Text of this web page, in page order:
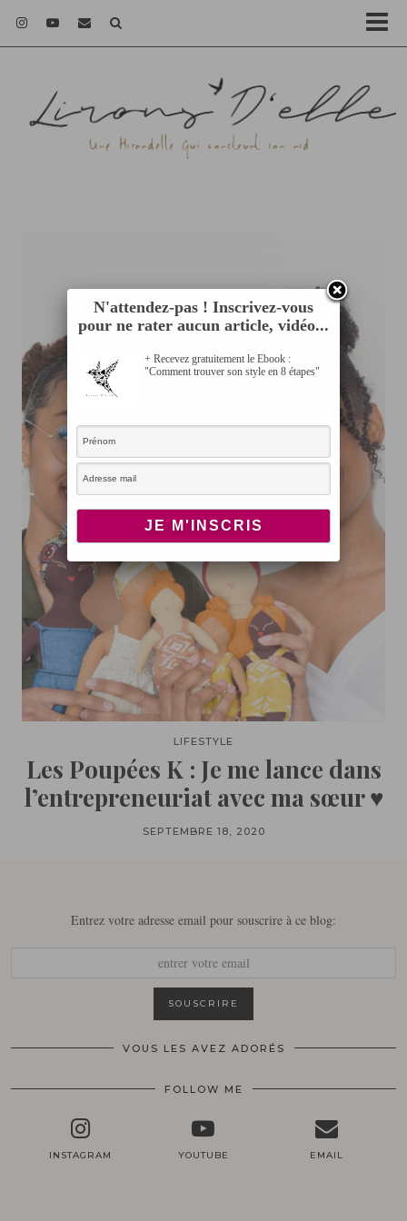
LIFESTYLE
Les Poupées K : Je me lance dans
l’entrepreneuriat avec ma sœur ♥
SEPTEMBRE 18, 2020
Entrez votre adresse email pour souscrire à ce blog:
VOUS LES AVEZ ADORÉS
FOLLOW ME
INSTAGRAM YOUTUBE EMAIL
N'attendez-pas ! Inscrivez-vous
pour ne rater aucun article, vidéo...
+ Recevez gratuitement le Ebook :
"Comment trouver son style en 8 étapes"